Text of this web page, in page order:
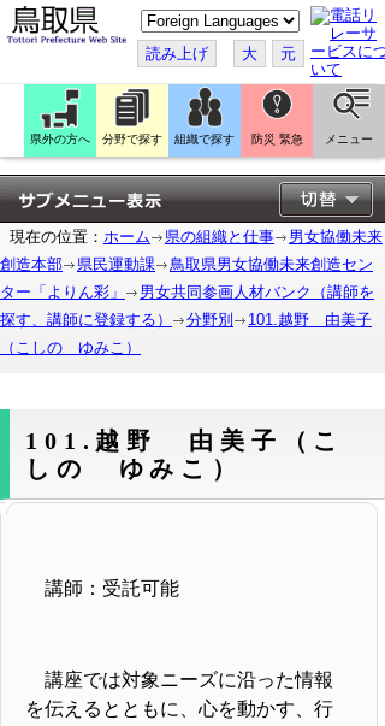
こ
の
ペ
ー
ジ
翻
訳
す
る
読み上げ 大 元
県外の方へ 分野で探す 組織で探す 防災 緊急 メニュー
現在の位置： ホーム 県の組織と仕事
男女協働未来
創造本部
県民運動課
鳥取県男女協働未来創造セン
ター「よりん彩」
男女共同参画人材バンク（講師を
探す、講師に登録する）
分野別
101.越野 由美子
（こしの ゆみこ）
101.越野 由美子（こ
しの ゆみこ）
講師：受託可能
講座では対象ニーズに沿った情報
を伝えるとともに、心を動かす、行